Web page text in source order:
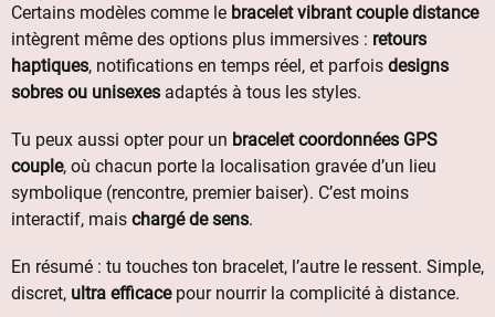
Certains modèles comme le bracelet vibrant couple distance
intègrent même des options plus immersives : retours
haptiques, notifications en temps réel, et parfois designs
sobres ou unisexes adaptés à tous les styles.
Tu peux aussi opter pour un bracelet coordonnées GPS
couple, où chacun porte la localisation gravée d’un lieu
symbolique (rencontre, premier baiser). C’est moins
interactif, mais chargé de sens.
En résumé : tu touches ton bracelet, l’autre le ressent. Simple,
discret, ultra efficacepour nourrir la complicité à distance.